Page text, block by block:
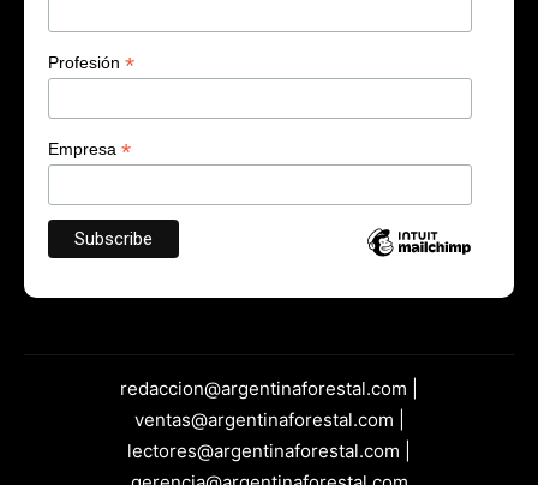
Profesión *
Empresa *
redaccion@argentinaforestal.com |
ventas@argentinaforestal.com |
lectores@argentinaforestal.com |